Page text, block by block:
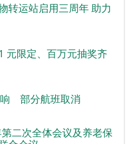
转运站启用三周年 助力
元限定、百万元抽奖齐
响 部分航班取消
二次全体会议及养老保